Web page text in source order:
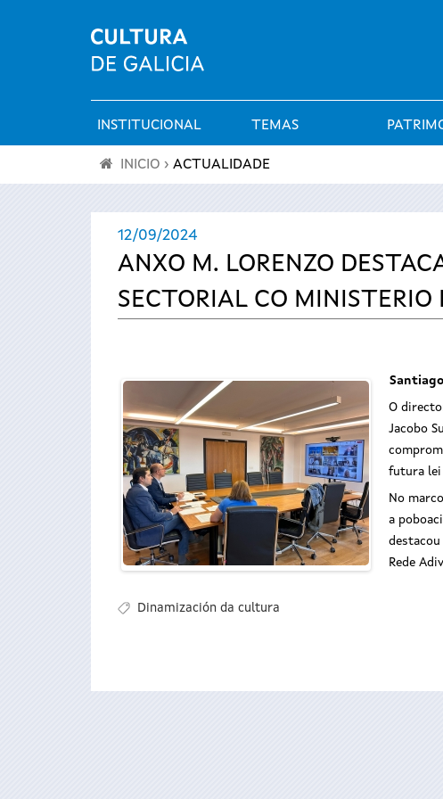
Menú
principal
INSTITUCIONAL TEMAS
está
INICIO › ACTUALIDADE
12/09/2024
ANXO M. LORENZO
SECTORIAL CO MINISTERIO
O
Jacobo
futura lei
No
a
destacou
Rede
Dinamización da cultura